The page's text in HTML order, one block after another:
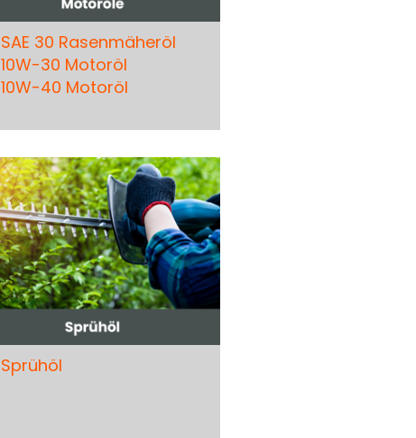
SAE 30 Rasenmäheröl
10W-30 Motoröl
10W-40 Motoröl
Sprühöl